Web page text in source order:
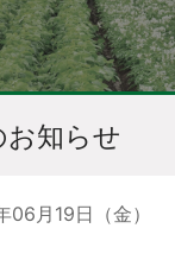
お知らせ
06月19日（金）